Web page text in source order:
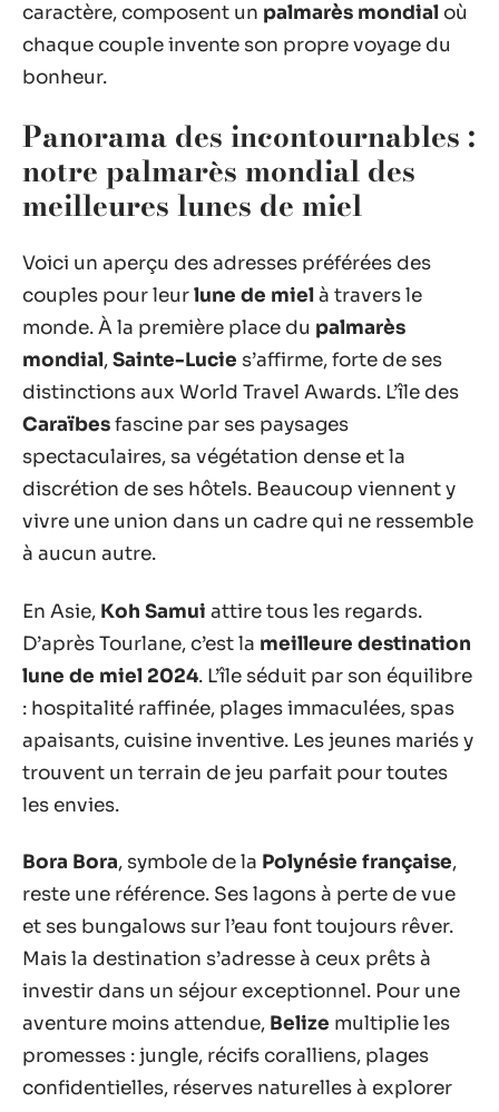
caractère, composent un palmarès mondial où
chaque couple invente son propre voyage du
bonheur.
Panorama des incontournables :
notre palmarès mondial des
meilleures lunes de miel
Voici un aperçu des adresses préférées des
couples pour leurlune de mielà travers le
monde. À la première place du palmarès
mondial,Sainte-Lucie s’affirme, forte de ses
distinctions aux World Travel Awards. L’île des
Caraïbesfascine par ses paysages
spectaculaires, sa végétation dense et la
discrétion de ses hôtels. Beaucoup viennent y
vivre une union dans un cadre qui ne ressemble
à aucun autre.
En Asie, Koh Samui attire tous les regards.
D’après Tourlane, c’est la meilleure destination
lune de miel 2024. L’île séduit par son équilibre
: hospitalité raffinée, plages immaculées, spas
apaisants, cuisine inventive. Les jeunes mariés y
trouvent un terrain de jeu parfait pour toutes
les envies.
Bora Bora, symbole de la Polynésie française,
reste une référence. Ses lagons à perte de vue
et ses bungalows sur l’eau font toujours rêver.
Mais la destination s’adresse à ceux prêts à
investir dans un séjour exceptionnel. Pour une
aventure moins attendue, Belize multiplie les
promesses : jungle, récifs coralliens, plages
confidentielles, réserves naturelles à explorer